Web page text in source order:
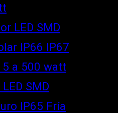
LED SMD
IP66 IP67
a 500 watt
SMD
IP65 Fría